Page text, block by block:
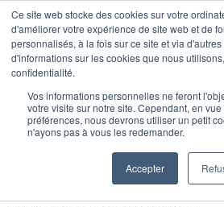
Ce site web stocke des cookies sur votre
d'améliorer votre expérience de site web et de
personnalisés, à la fois sur ce site et via
d'informations sur les cookies que nous
confidentialité.
Vos informations personnelles ne feront
votre visite sur notre site. Cependant, en
préférences, nous devrons utiliser un petit
n'ayons pas à vous les redemander.
Accepter
Passer
au
contenu
Tambours
Le chamanisme pour les occidentaux
Fabrication artisanale de tambours
Nous utilisons des cookies pour
expérience sur notre site. Si vous
dernier, nous considérerons que vous
Accepter